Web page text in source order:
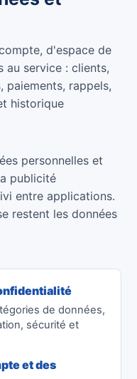
d'espace de
au service : clients,
paiements, rappels,
historique
personnelles et
publicité
entre applications.
restent les données
de données,
sécurité et
et des